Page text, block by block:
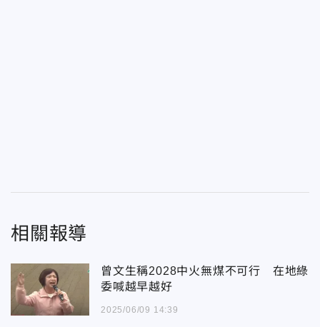
相關報導
曾文生稱2028中火無煤不可行 在地綠
委喊越早越好
2025/06/09 14:39